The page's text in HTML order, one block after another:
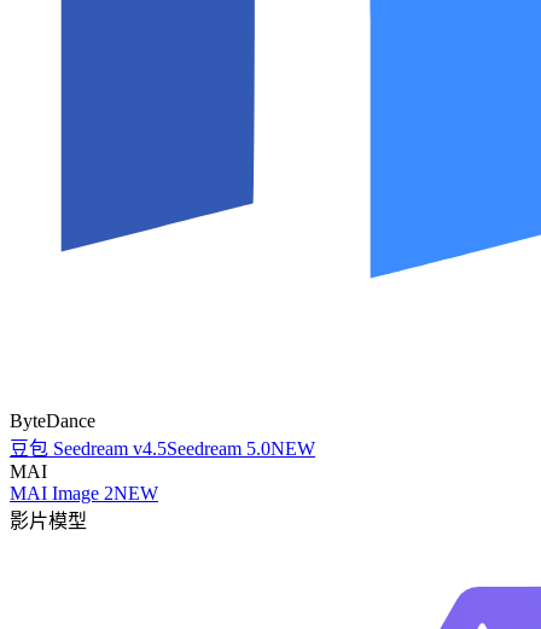
ByteDance
豆包 Seedream v4.5Seedream 5.0NEW
MAI
MAI Image 2NEW
影片模型